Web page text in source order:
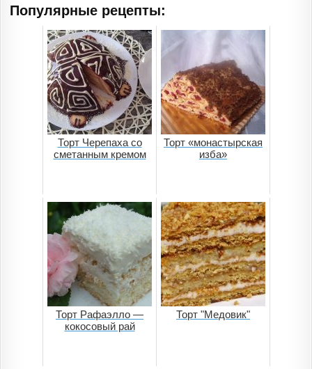
Популярные рецепты:
Торт Черепаха со
сметанным кремом
Торт «монастырская
изба»
Торт Рафаэлло —
кокосовый рай
Торт "Медовик"